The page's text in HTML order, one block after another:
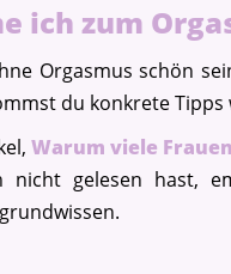
ich zum
Orgasmus schön
du konkrete
Warum viele
nicht gelesen hast,